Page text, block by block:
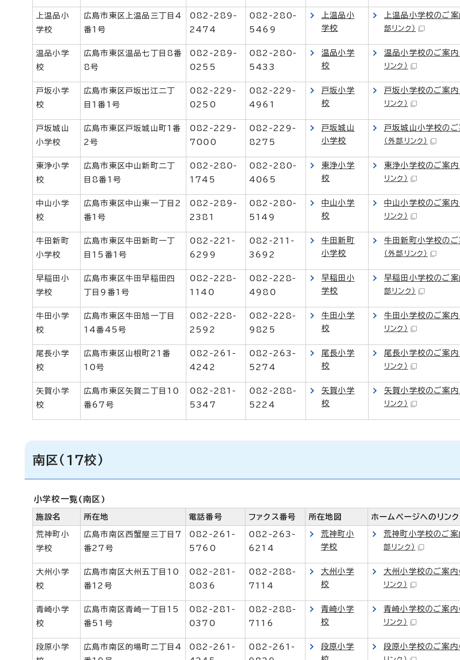
上温品小
学校
広島市東区上温品三丁目4
番1号
082-289-
2474
082-280-
5469
上温品小
学校
上温品小学校のご案
部リンク）
温品小学
校
広島市東区温品七丁目8番
8号
082-289-
0255
082-280-
5433
温品小学
校
温品小学校のご案内
リンク）
戸坂小学
校
広島市東区戸坂出江二丁
目1番1号
082-229-
0250
082-229-
4961
戸坂小学
校
戸坂小学校のご案内
リンク）
戸坂城山
小学校
広島市東区戸坂城山町1番
2号
082-229-
7000
082-229-
8275
戸坂城山
小学校
戸坂城山小学校のご
（外部リンク）
東浄小学
校
広島市東区中山新町二丁
目8番1号
082-280-
1745
082-280-
4065
東浄小学
校
東浄小学校のご案内
リンク）
中山小学
校
広島市東区中山東一丁目2
番1号
082-289-
2381
082-280-
5149
中山小学
校
中山小学校のご案内
リンク）
牛田新町
小学校
広島市東区牛田新町一丁
目15番1号
082-221-
6299
082-211-
3692
牛田新町
小学校
牛田新町小学校のご
（外部リンク）
早稲田小
学校
広島市東区牛田早稲田四
丁目9番1号
082-228-
1140
082-228-
4980
早稲田小
学校
早稲田小学校のご案
部リンク）
牛田小学
校
広島市東区牛田旭一丁目
14番45号
082-228-
2592
082-228-
9825
牛田小学
校
牛田小学校のご案内
リンク）
尾長小学
校
広島市東区山根町21番
10号
082-261-
4242
082-263-
5274
尾長小学
校
尾長小学校のご案内
リンク）
矢賀小学
校
広島市東区矢賀二丁目10
番67号
082-281-
5347
082-288-
5224
矢賀小学
校
矢賀小学校のご案内
リンク）
南区(17校)
小学校一覧(南区)
施設名 所在地 電話番号 ファクス番号 所在地図 ホームページへのリンク
荒神町小
学校
広島市南区西蟹屋三丁目7
番27号
082-261-
5760
082-263-
6214
荒神町小
学校
荒神町小学校のご案
部リンク）
大州小学
校
広島市南区大州五丁目10
番12号
082-281-
8036
082-288-
7114
大州小学
校
大州小学校のご案内
リンク）
青崎小学
校
広島市南区青崎一丁目15
番51号
082-281-
0370
082-288-
7116
青崎小学
校
青崎小学校のご案内
リンク）
段原小学
広島市南区的場町二丁目4
082-261-
082-261-
段原小学
段原小学校のご案内